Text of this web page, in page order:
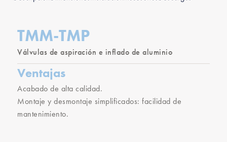
TMM-TMP
Válvulas de aspiración e inflado de aluminio
Ventajas
Acabado de alta calidad.
Montaje y desmontaje simplificados: facilidad de
mantenimiento.